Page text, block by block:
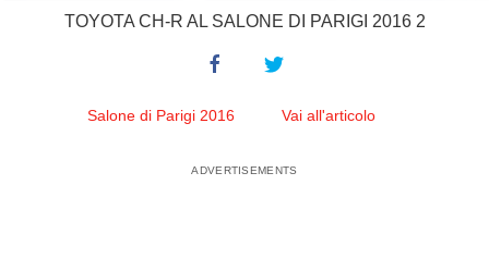
TOYOTA CH-R AL SALONE DI PARIGI 2016 2
Salone di Parigi 2016 Vai all'articolo